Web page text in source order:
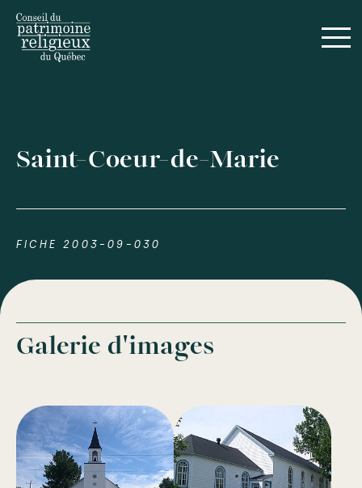
Saint-Coeur-de-Marie
FICHE 2003-09-030
Galerie d'images